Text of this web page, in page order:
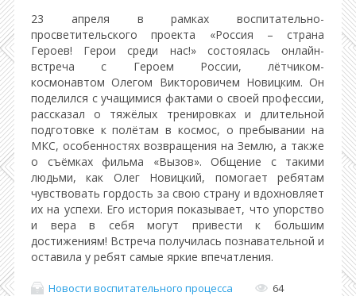
23 апреля в рамках воспитательно-
просветительского проекта «Россия – страна
Героев! Герои среди нас!» состоялась онлайн-
встреча с Героем России, лётчиком-
космонавтом Олегом Викторовичем Новицким. Он
поделился с учащимися фактами о своей профессии,
рассказал о тяжёлых тренировках и длительной
подготовке к полётам в космос, о пребывании на
МКС, особенностях возвращения на Землю, а также
о съёмках фильма «Вызов». Общение с такими
людьми, как Олег Новицкий, помогает ребятам
чувствовать гордость за свою страну и вдохновляет
их на успехи. Его история показывает, что упорство
и вера в себя могут привести к большим
достижениям! Встреча получилась познавательной и
оставила у ребят самые яркие впечатления.
Новости воспитательного процесса
64